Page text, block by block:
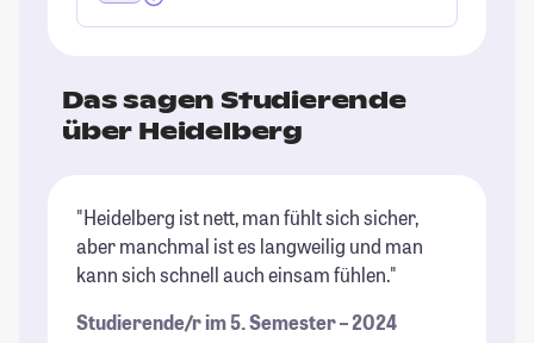
Das sagen Studierende
über Heidelberg
"Heidelberg ist nett, man fühlt sich sicher,
aber manchmal ist es langweilig und man
kann sich schnell auch einsam fühlen."
Studierende/r im 5. Semester – 2024